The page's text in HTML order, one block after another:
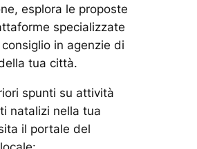
esplora le proposte
specializzate
in agenzie di
tua città.
spunti su attività
natalizi nella tua
il portale del